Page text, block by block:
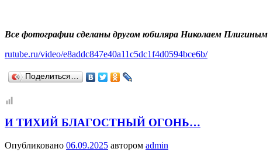
Все фотографии сделаны другом юбиляра Николаем
rutube.ru/video/e8addc847e40a11c5dc1f4d0594bce6b/
Поделиться…
И ТИХИЙ БЛАГОСТНЫЙ ОГОНЬ…
Опубликовано 06.09.2025 автором admin